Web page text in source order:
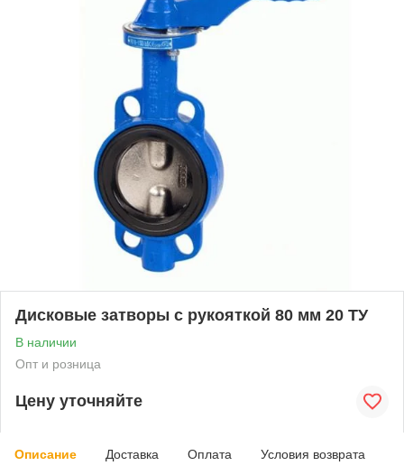
Дисковые затворы с рукояткой 80 мм 20 ТУ
В наличии
Опт и розница
Цену уточняйте
Описание Доставка Оплата Условия возврата